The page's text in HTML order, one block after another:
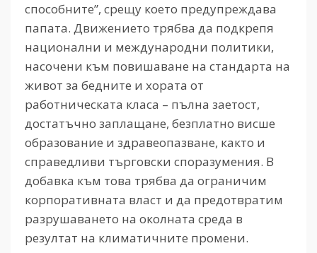
способните”, срещу което предупреждава
папата. Движението трябва да подкрепя
национални и международни политики,
насочени към повишаване на стандарта на
живот за бедните и хората от
работническата класа – пълна заетост,
достатъчно заплащане, безплатно висше
образование и здравеопазване, както и
справедливи търговски споразумения. В
добавка към това трябва да ограничим
корпоративната власт и да предотвратим
разрушаването на околната среда в
резултат на климатичните промени.